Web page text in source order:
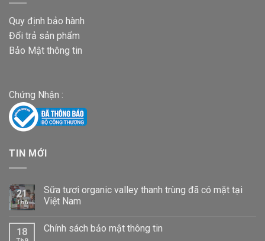
Quy định bảo hành
Đổi trả sản phẩm
Bảo Mật thông tin
Chứng Nhận :
TIN MỚI
21
Th6
Sữa tươi organic valley thanh trùng đã có mặt tại
Việt Nam
18 Chính sách bảo mật thông tin